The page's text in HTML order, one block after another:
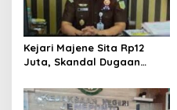
Kejari Majene Sita Rp12
Juta, Skandal Dugaan
Mulai Terkuak